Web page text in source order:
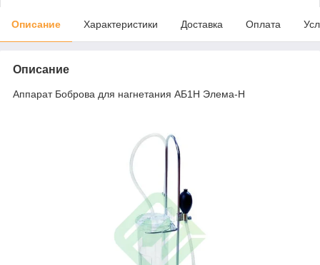
Описание Характеристики Доставка Оплата
Описание
Аппарат Боброва для нагнетания АБ1Н Элема-Н